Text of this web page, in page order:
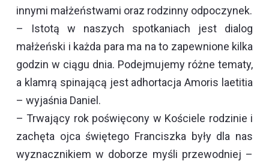
innymi małżeństwami oraz rodzinny odpoczynek.
– Istotą w naszych spotkaniach jest dialog
małżeński i każda para ma na to zapewnione kilka
godzin w ciągu dnia. Podejmujemy różne tematy,
a klamrą spinającą jest adhortacja Amoris laetitia
– wyjaśnia Daniel.
– Trwający rok poświęcony w Kościele rodzinie i
zachęta ojca świętego Franciszka były dla nas
wyznacznikiem w doborze myśli przewodniej –